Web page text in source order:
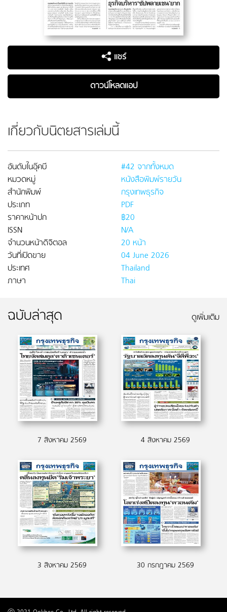
แชร์
ดาวน์โหลดแอป
เกี่ยวกับนิตยสารเล่มนี้
อันดับในอุ๊คบี
#42 จากทั้งหมด
หมวดหมู่
หนังสือพิมพ์รายวัน
สำนักพิมพ์
กรุงเทพธุรกิจ
ประเภท
PDF
ราคาหน้าปก
฿20
ISSN
N/A
จำนวนหน้าดิจิตอล
20 หน้า
วันที่เปิดขาย
04 June 2026
ประเทศ
Thailand
ภาษา
Thai
ฉบับล่าสุด ดูเพิ่มเติม
7 สิงหาคม 2569 4 สิงหาคม 2569
3 สิงหาคม 2569 30 กรกฎาคม 2569